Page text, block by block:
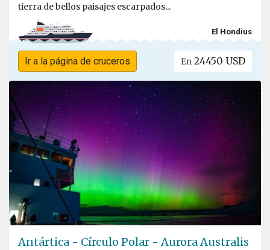
tierra de bellos paisajes escarpados...
El Hondius
Ir a la página de cruceros En 24450 USD
Antártica - Círculo Polar - Aurora Australis